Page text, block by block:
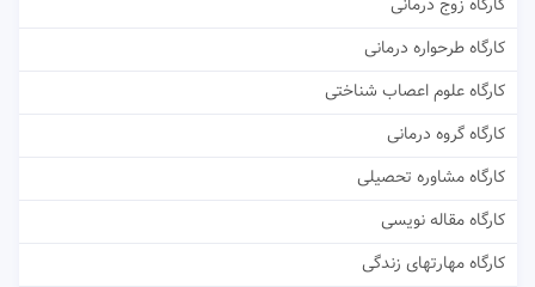
کارگاه طرحواره درمانی
کارگاه علوم اعصاب شناختی
کارگاه گروه درمانی
کارگاه مشاوره تحصیلی
کارگاه مقاله نویسی
کارگاه مهارتهای زندگی